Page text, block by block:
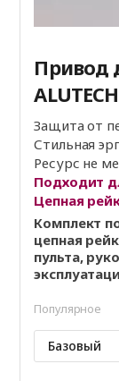
Привод
Защита от
Стильная
Ресурс не
Подходит
Цепная
Комплект
цепная
пульта,
Популярное
Базовый